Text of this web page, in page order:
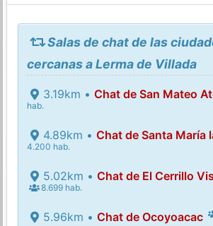
Salas de chat de las
cercanas a Lerma de Villada
3.19km • Chat de San Mateo
hab.
4.89km • Chat de Santa María
4.200 hab.
5.02km • Chat de El Cerrillo
8.699 hab.
5.96km • Chat de Ocoyoacac